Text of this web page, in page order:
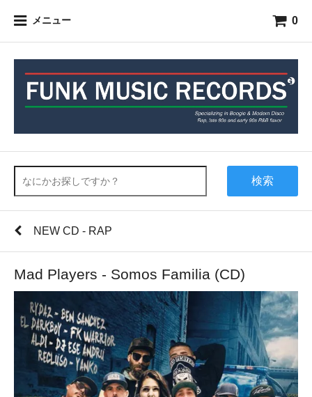
メニュー 0
検索
NEW CD - RAP
Mad Players - Somos Familia (CD)